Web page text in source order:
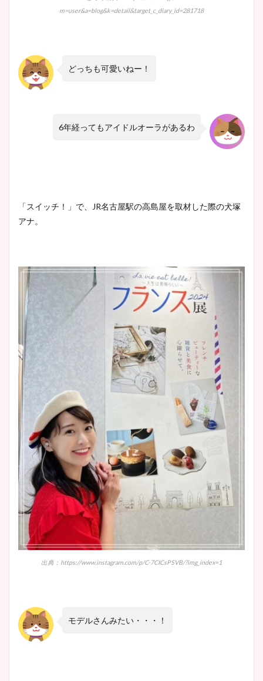
m=user&a=blog&k=detail&target_c_diary_id=281718
どっちも可愛いねー！
6年経ってもアイドルオーラがあるわ
「スイッチ！」で、JR名古屋駅の高島屋を取材した際の犬塚
アナ。
出典：https://www.instagram.com/p/C-7CICsPSVB/?img_index=1
モデルさんみたい・・・！